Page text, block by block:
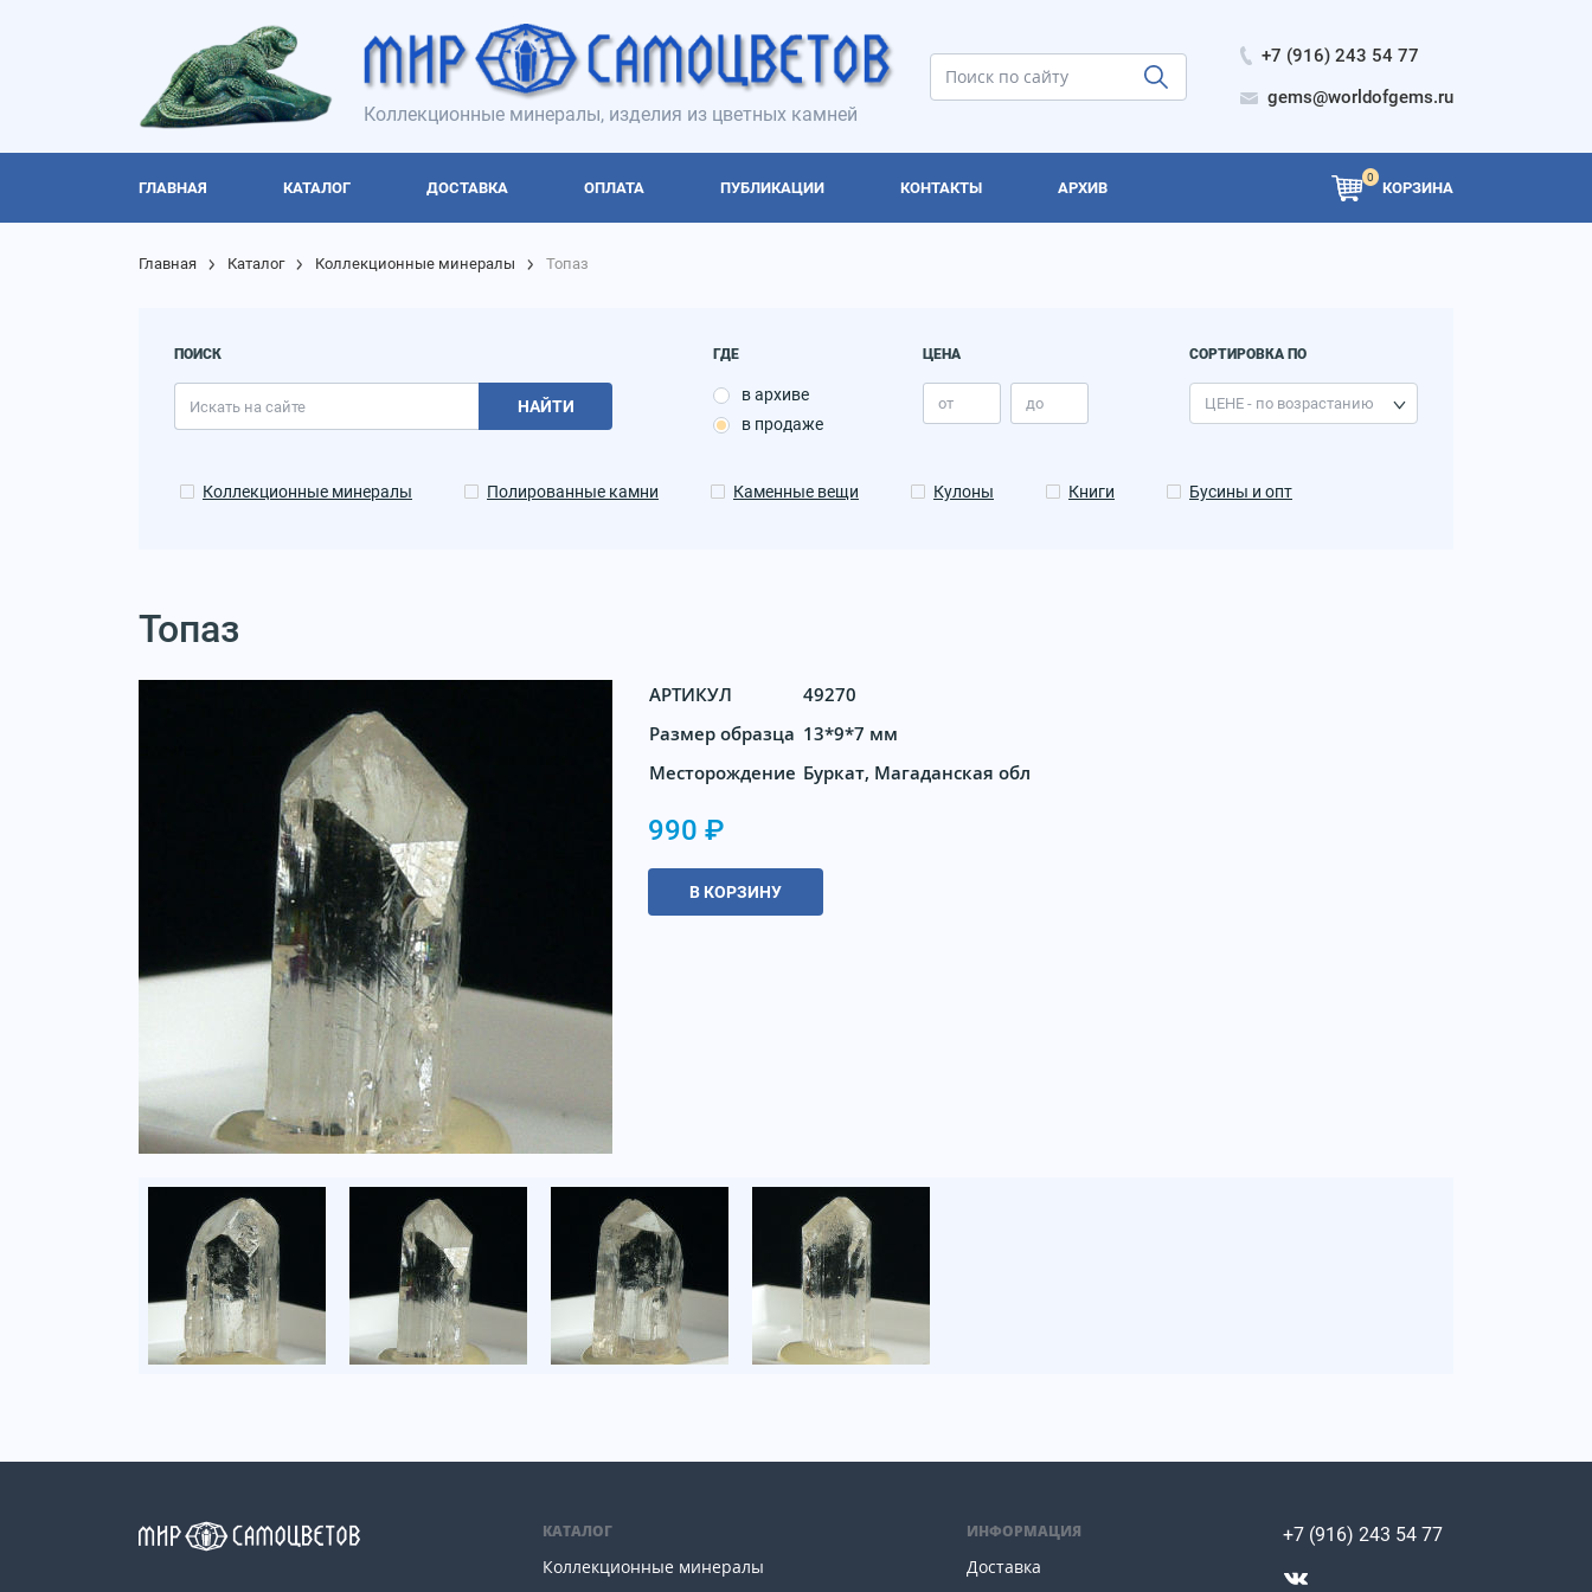
Коллекционные минералы, изделия из цветных камней
+7 (916) 243 54 77
gems@worldofgems.ru
ГЛАВНАЯ КАТАЛОГ ДОСТАВКА ОПЛАТА ПУБЛИКАЦИИ КОНТАКТЫ АРХИВ
0
КОРЗИНА
Главная Каталог Коллекционные минералы Топаз
ПОИСК
НАЙТИ
ГДЕ
в архиве
в продаже
ЦЕНА СОРТИРОВКА ПО
Коллекционные минералы Полированные камни Каменные вещи Кулоны Книги Бусины и опт
Топаз
АРТИКУЛ
49270
Размер образца 13*9*7 мм
Месторождение Буркат, Магаданская обл
990 ₽
В КОРЗИНУ
КАТАЛОГ
Коллекционные минералы
ИНФОРМАЦИЯ
Доставка
+7 (916) 243 54 77